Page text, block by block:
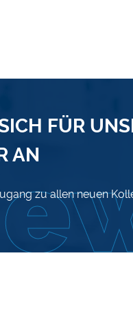
FÜR
AN
zu allen neuen